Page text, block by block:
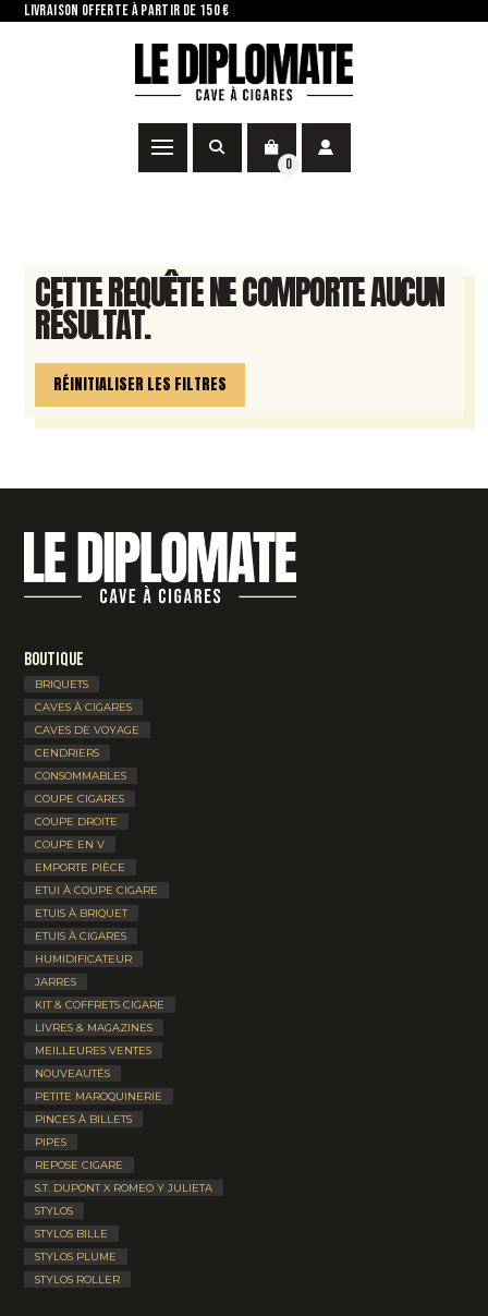
LIVRAISON OFFERTE À PARTIR DE 150 €
0
CETTE REQUÊTE NE COMPORTE AUCUN
RÉSULTAT.
RÉINITIALISER LES FILTRES
Boutique
BRIQUETS
CAVES À CIGARES
CAVES DE VOYAGE
CENDRIERS
CONSOMMABLES
COUPE CIGARES
COUPE DROITE
COUPE EN V
EMPORTE PIÈCE
ETUI À COUPE CIGARE
ETUIS À BRIQUET
ETUIS À CIGARES
HUMIDIFICATEUR
JARRES
KIT & COFFRETS CIGARE
LIVRES & MAGAZINES
MEILLEURES VENTES
NOUVEAUTÉS
PETITE MAROQUINERIE
PINCES À BILLETS
PIPES
REPOSE CIGARE
S.T. DUPONT X ROMEO Y JULIETA
STYLOS
STYLOS BILLE
STYLOS PLUME
STYLOS ROLLER